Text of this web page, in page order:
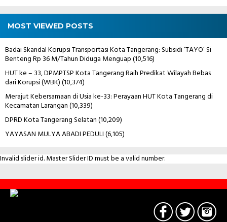
MOST VIEWED POSTS
Badai Skandal Korupsi Transportasi Kota Tangerang: Subsidi ‘TAYO’ Si
Benteng Rp 36 M/Tahun Diduga Menguap(10,516)
HUT ke – 33, DPMPTSP Kota Tangerang Raih Predikat Wilayah Bebas
dari Korupsi (WBK)(10,374)
Merajut Kebersamaan di Usia ke-33: Perayaan HUT Kota Tangerang di
Kecamatan Larangan(10,339)
DPRD Kota Tangerang Selatan(10,209)
YAYASAN MULYA ABADI PEDULI(6,105)
Invalid slider id. Master Slider ID must be a valid number.
Contact
Us